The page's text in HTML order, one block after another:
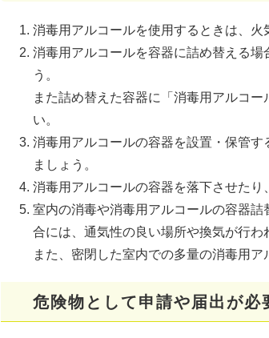
消毒用アルコールを使用するときは、火
消毒用アルコールを容器に詰め替える
う。
また詰め替えた容器に「消毒用アルコ
い。
消毒用アルコールの容器を設置・保管
ましょう。
消毒用アルコールの容器を落下させたり
室内の消毒や消毒用アルコールの容器
合には、通気性の良い場所や換気が行わ
また、密閉した室内での多量の消毒用
危険物として申請や届出が必